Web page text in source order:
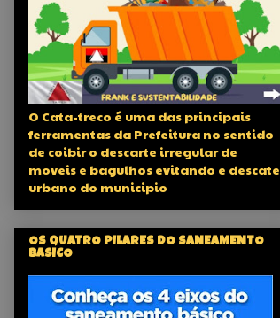
O Cata-treco é uma das principais
ferramentas da Prefeitura no sentido
de coibir o descarte irregular de
moveis e bagulhos evitando e descate
urbano do municipio
OS QUATRO PILARES DO SANEAMENTO
BASICO